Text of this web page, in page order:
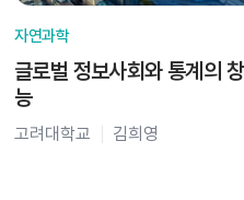
자연과학
글로벌 정보사회와 통계의 창
능
고려대학교 김희영